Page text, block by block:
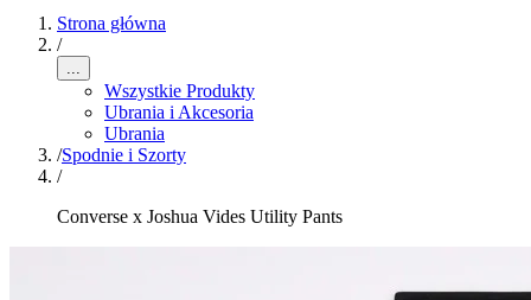
Strona główna
/
...
Wszystkie Produkty
Ubrania i Akcesoria
Ubrania
/Spodnie i Szorty
/
Converse x Joshua Vides Utility Pants